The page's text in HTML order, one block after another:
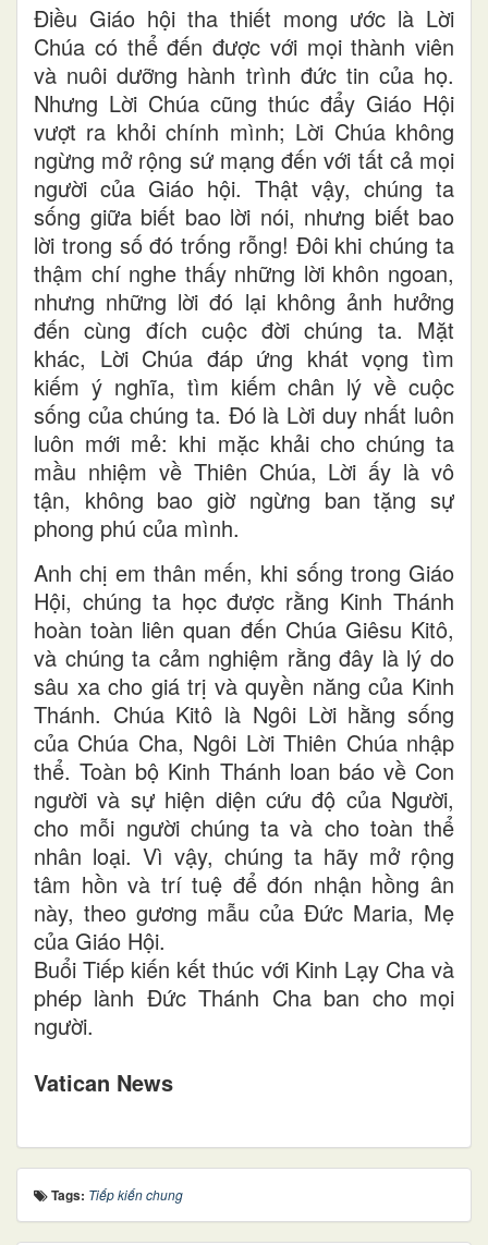
Điều Giáo hội tha thiết mong ước là Lời
Chúa có thể đến được với mọi thành viên
và nuôi dưỡng hành trình đức tin của họ.
Nhưng Lời Chúa cũng thúc đẩy Giáo Hội
vượt ra khỏi chính mình; Lời Chúa không
ngừng mở rộng sứ mạng đến với tất cả mọi
người của Giáo hội. Thật vậy, chúng ta
sống giữa biết bao lời nói, nhưng biết bao
lời trong số đó trống rỗng! Đôi khi chúng ta
thậm chí nghe thấy những lời khôn ngoan,
nhưng những lời đó lại không ảnh hưởng
đến cùng đích cuộc đời chúng ta. Mặt
khác, Lời Chúa đáp ứng khát vọng tìm
kiếm ý nghĩa, tìm kiếm chân lý về cuộc
sống của chúng ta. Đó là Lời duy nhất luôn
luôn mới mẻ: khi mặc khải cho chúng ta
mầu nhiệm về Thiên Chúa, Lời ấy là vô
tận, không bao giờ ngừng ban tặng sự
phong phú của mình.
Anh chị em thân mến, khi sống trong Giáo
Hội, chúng ta học được rằng Kinh Thánh
hoàn toàn liên quan đến Chúa Giêsu Kitô,
và chúng ta cảm nghiệm rằng đây là lý do
sâu xa cho giá trị và quyền năng của Kinh
Thánh. Chúa Kitô là Ngôi Lời hằng sống
của Chúa Cha, Ngôi Lời Thiên Chúa nhập
thể. Toàn bộ Kinh Thánh loan báo về Con
người và sự hiện diện cứu độ của Người,
cho mỗi người chúng ta và cho toàn thể
nhân loại. Vì vậy, chúng ta hãy mở rộng
tâm hồn và trí tuệ để đón nhận hồng ân
này, theo gương mẫu của Đức Maria, Mẹ
của Giáo Hội.
Buổi Tiếp kiến kết thúc với Kinh Lạy Cha và
phép lành Đức Thánh Cha ban cho mọi
người.
Vatican News
Tags: Tiếp kiến chung